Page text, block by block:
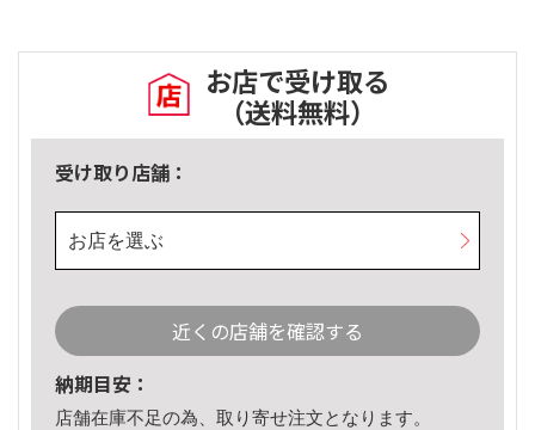
お店で受け取る
（送料無料）
受け取り店舗：
お店を選ぶ
近くの店舗を確認する
納期目安：
店舗在庫不足の為、取り寄せ注文となります。